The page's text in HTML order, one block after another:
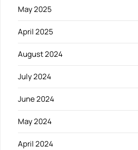
May 2025
April 2025
August 2024
July 2024
June 2024
May 2024
April 2024